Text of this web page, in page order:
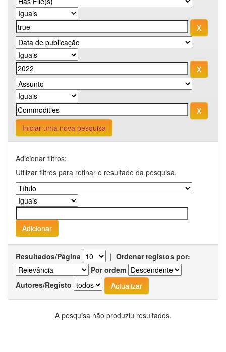
Iniciar uma nova pesquisa
Adicionar filtros:
Utilizar filtros para refinar o resultado da pesquisa.
Resultados/Página | Ordenar registos por:
Por ordem
Autores/Registo
A pesquisa não produziu resultados.